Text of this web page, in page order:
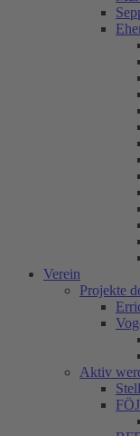
Verein
Projekte
Aktiv
FÖJ